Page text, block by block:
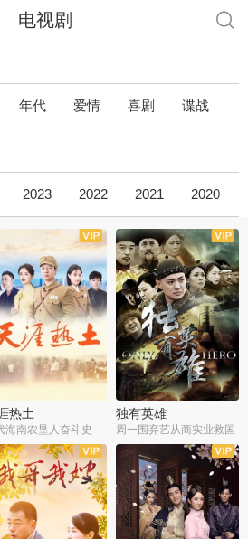
电视剧
年代 爱情 喜剧 谍战
2023 2022 2021 2020
集
热土
海南农垦人奋斗史
全34集
独有英雄
周一围弃艺从商实业救国
集 全51集